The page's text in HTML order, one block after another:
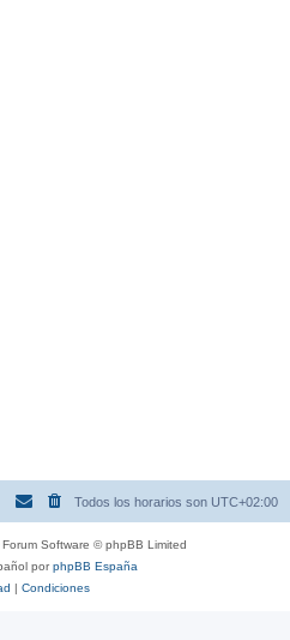
Todos los horarios son UTC+02:00
Software © phpBB Limited
porphpBB España
| Condiciones